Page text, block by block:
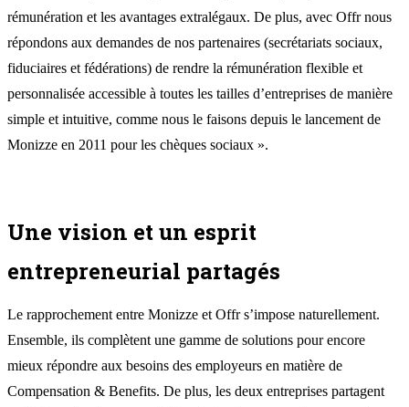
rémunération et les avantages extralégaux. De plus, avec Offr nous
répondons aux demandes de nos partenaires (secrétariats sociaux,
fiduciaires et fédérations) de rendre la rémunération flexible et
personnalisée accessible à toutes les tailles d’entreprises de manière
simple et intuitive, comme nous le faisons depuis le lancement de
Monizze en 2011 pour les chèques sociaux ».
Une vision et un esprit
entrepreneurial partagés
Le rapprochement entre Monizze et Offr s’impose naturellement.
Ensemble, ils complètent une gamme de solutions pour encore
mieux répondre aux besoins des employeurs en matière de
Compensation & Benefits. De plus, les deux entreprises partagent